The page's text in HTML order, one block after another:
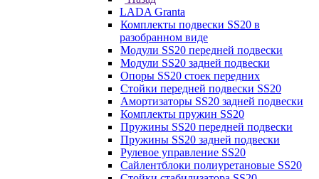
LADA Granta
Комплекты подвески SS20 в
разобранном виде
Модули SS20 передней подвески
Модули SS20 задней подвески
Опоры SS20 стоек передних
Стойки передней подвески SS20
Амортизаторы SS20 задней подвески
Комплекты пружин SS20
Пружины SS20 передней подвески
Пружины SS20 задней подвески
Рулевое управление SS20
Сайлентблоки полиуретановые SS20